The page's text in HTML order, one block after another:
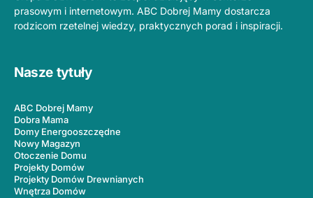
prasowym i internetowym. ABC Dobrej Mamy dostarcza
rodzicom rzetelnej wiedzy, praktycznych porad i inspiracji.
Nasze tytuły
ABC Dobrej Mamy
Dobra Mama
Domy Energooszczędne
Nowy Magazyn
Otoczenie Domu
Projekty Domów
Projekty Domów Drewnianych
Wnętrza Domów